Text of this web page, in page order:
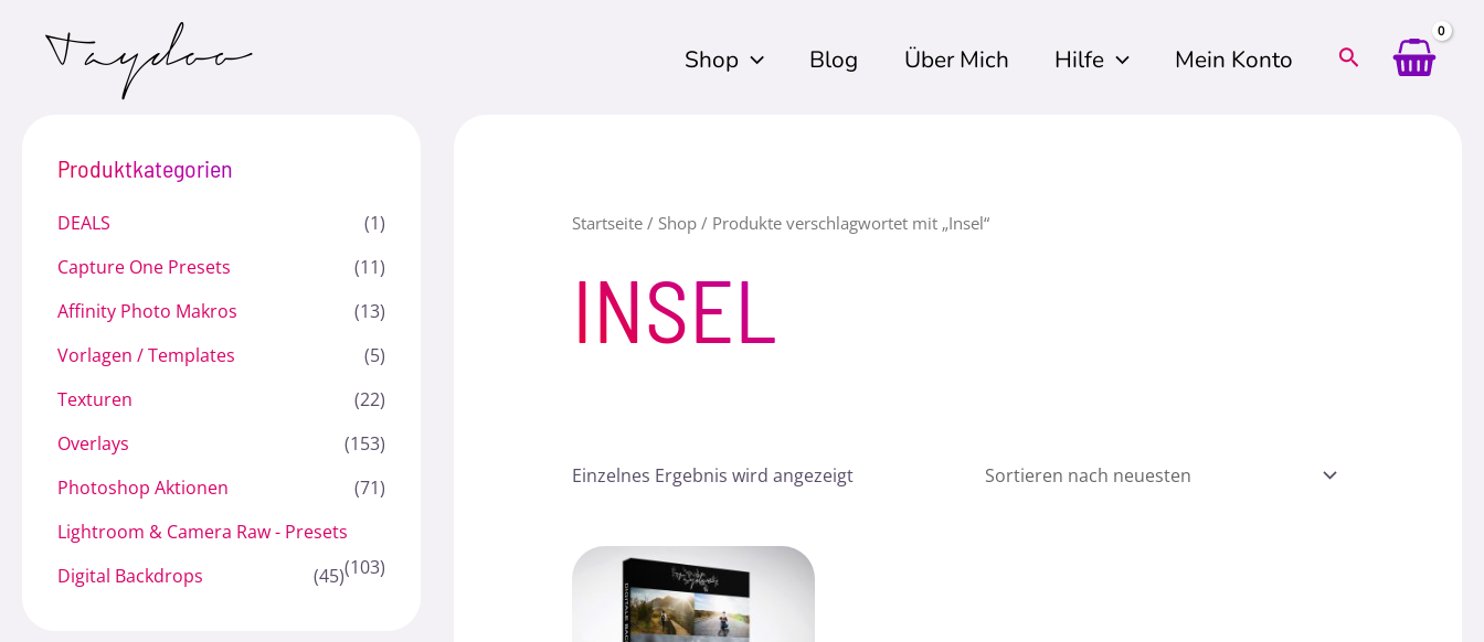
Shop Blog Über Mich Hilfe Mein Konto
Produktkategorien
DEALS
(1)
Capture One Presets
(11)
Affinity Photo Makros
(13)
Vorlagen / Templates
(5)
Texturen
(22)
Overlays
(153)
Photoshop Aktionen
(71)
Lightroom & Camera Raw - Presets
(103)
Digital Backdrops (45)
Startseite/ Shop/ Produkte verschlagwortet mit „Insel“
INSEL
Einzelnes Ergebnis wird angezeigt